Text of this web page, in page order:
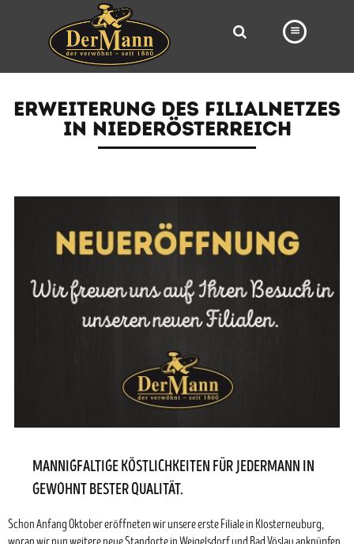
FILIALEN
BÄCKEREI
NEWS
KARRIERE
VIDEOS
ERWEITERUNG DES FILIALNETZES
IN NIEDERÖSTERREICH
MANNIGFALTIGE KÖSTLICHKEITEN FÜR JEDERMANN IN
GEWOHNT BESTER QUALITÄT.
Schon Anfang Oktober eröffneten wir unsere erste Filiale in Klosterneuburg,